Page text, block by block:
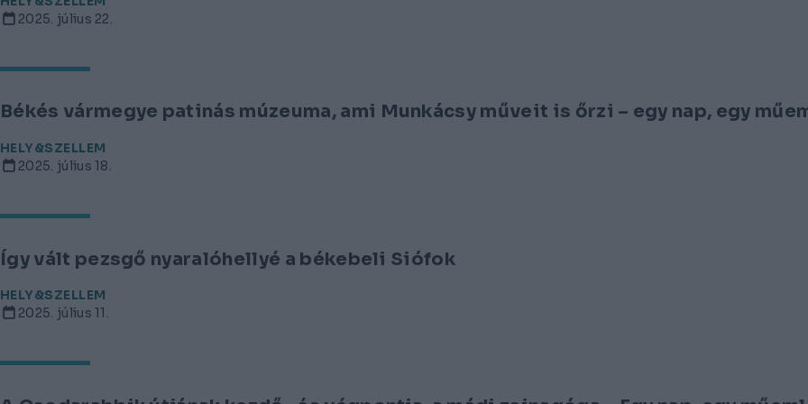
2025. július 22.
Békés vármegye patinás múzeuma, ami Munkácsy műveit is őrzi – egy nap, egy
HELY&SZELLEM
2025. július 18.
Így vált pezsgő nyaralóhellyé a békebeli Siófok
HELY&SZELLEM
2025. július 11.